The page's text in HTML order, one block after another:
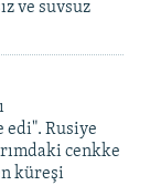
ve suvsuz
Rusiye
cenkke
küreşi